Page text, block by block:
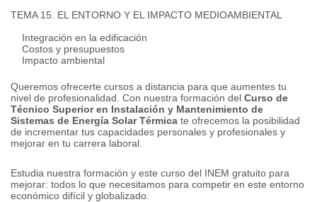
TEMA 15. EL ENTORNO Y EL IMPACTO MEDIOAMBIENTAL
Integración en la edificación
Costos y presupuestos
Impacto ambiental
Queremos ofrecerte cursos a distancia para que aumentes tu
nivel de profesionalidad. Con nuestra formación del Curso de
Técnico Superior en Instalación y Mantenimiento de
Sistemas de Energía Solar Térmica te ofrecemos la posibilidad
de incrementar tus capacidades personales y profesionales y
mejorar en tu carrera laboral.
Estudia nuestra formación y este curso del INEM gratuito para
mejorar: todos lo que necesitamos para competir en este entorno
económico difícil y globalizado.